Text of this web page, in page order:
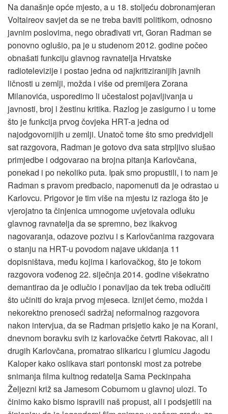
Na današnje opće mjesto, a u 18. stoljeću dobronamjeran
Voltaireov savjet da se ne treba baviti politikom, odnosno
javnim poslovima, nego obrađivati vrt, Goran Radman se
ponovno oglušio, pa je u studenom 2012. godine počeo
obnašati funkciju glavnog ravnatelja Hrvatske
radiotelevizije i postao jedna od najkritiziranijih javnih
ličnosti u zemlji, možda i više od premijera Zorana
Milanovića, usporedimo li učestalost pojavljivanja u
javnosti, broj i žestinu kritika. Razlog je zasigurno i u tome
što je funkcija prvog čovjeka HRT-a jedna od
najodgovornijih u zemlji. Unatoč tome što smo predvidjeli
sat razgovora, Radman je gotovo dva sata strpljivo slušao
primjedbe i odgovarao na brojna pitanja Karlovčana,
ponekad i po nekoliko puta. Ipak smo propustili, i to nam je
Radman s pravom predbacio, napomenuti da je odrastao u
Karlovcu. Prigovor je tim više na mjestu iz razloga što je
vjerojatno ta činjenica umnogome uvjetovala odluku
glavnog ravnatelja da se spremno, bez ikakvog
nagovaranja, odazove pozivu i s Karlovčanima razgovara
o stanju na HRT-u povodom najave ukidanja 11
dopisništava, među kojima i karlovačkog, što je tokom
razgovora vođenog 22. siječnja 2014. godine višekratno
demantirao da je odlučio i ponavljao da tek treba odlučiti
što učiniti do kraja prvog mjeseca. Iznijet ćemo, možda i
nekorektno prenoseći sadržaj neformalnog razgovora
nakon intervjua, da se Radman prisjetio kako je na Korani,
dnevnom boravku svih iz karlovačke četvrti Rakovac, ali i
drugih Karlovčana, promatrao slikaricu i glumicu Jagodu
Kaloper kako oslikava stari pontonski most za potrebe
snimanja filma kultnog redatelja Sama Peckinpaha
Željezni križ sa Jamesom Coburnom u glavnoj ulozi. To
činimo kako bismo ispravili naš propust, ali i podsjetili na